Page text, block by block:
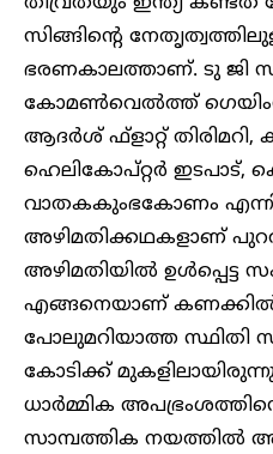
സിങ്ങിന്റെ
ഭരണകാലത്താണ്. ടു ജി
കോമണ്‍വെല്‍ത്ത് ഗെയിംസ്,
ആദര്‍ശ് ഫ്‌ളാറ്റ് തിരിമറി,
ഹെലികോപ്റ്റര്‍ ഇടപാട്,
വാതകകുംഭകോണം
അഴിമതിക്കഥകളാണ്
അഴിമതിയിൽ ഉൾപ്പെട്ട
എങ്ങനെയാണ്
പോലുമറിയാത്ത സ്ഥിതി
കോടിക്ക്
ധാർമ്മിക
സാമ്പത്തിക നയത്തിൽ